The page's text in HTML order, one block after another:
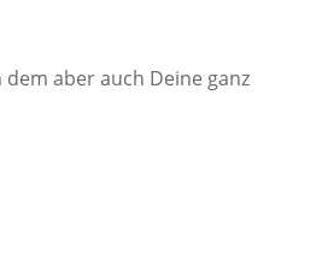
aber auch Deine ganz